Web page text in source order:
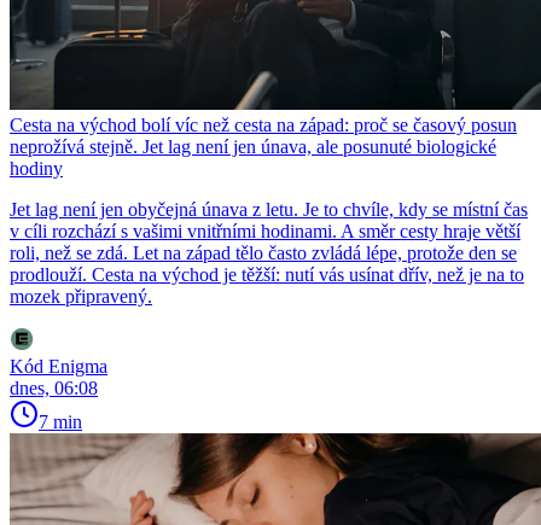
Cesta na východ bolí víc než cesta na západ: proč se časový posun
neprožívá stejně. Jet lag není jen únava, ale posunuté biologické
hodiny
Jet lag není jen obyčejná únava z letu. Je to chvíle, kdy se místní čas
v cíli rozchází s vašimi vnitřními hodinami. A směr cesty hraje větší
roli, než se zdá. Let na západ tělo často zvládá lépe, protože den se
prodlouží. Cesta na východ je těžší: nutí vás usínat dřív, než je na to
mozek připravený.
Kód Enigma
dnes, 06:08
7 min